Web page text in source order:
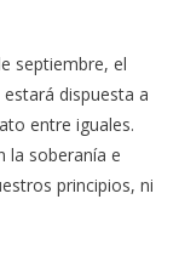
septiembre, el
dispuesta a
entre iguales.
la soberanía e
principios, ni